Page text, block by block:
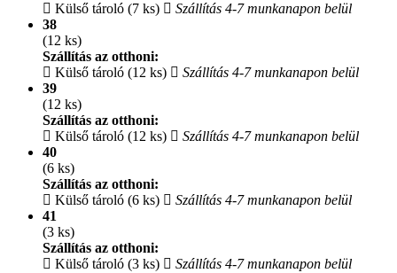
Külső tároló (7 ks)
Szállítás 4-7 munkanapon belül
38
(12 ks)
Szállítás az otthoni:
Külső tároló (12 ks)
Szállítás 4-7 munkanapon belül
39
(12 ks)
Szállítás az otthoni:
Külső tároló (12 ks)
Szállítás 4-7 munkanapon belül
40
(6 ks)
Szállítás az otthoni:
Külső tároló (6 ks)
Szállítás 4-7 munkanapon belül
41
(3 ks)
Szállítás az otthoni:
Külső tároló (3 ks)
Szállítás 4-7 munkanapon belül